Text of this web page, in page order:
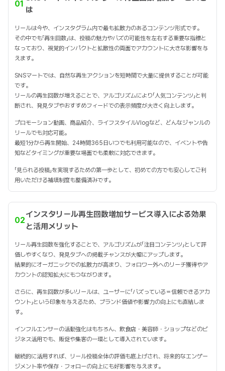
01
は
リールは今や、インスタグラム内で最も拡散力のあるコンテンツ形式です。
その中でも「再生回数」は、投稿の魅力やバズの可能性を左右する重要な指標と
なっており、視覚的インパクトと拡散性の両面でアカウントに大きな影響を与
えます。
SNSマートでは、自然な再生アクションを短時間で大量に提供することが可能
です。
リールの再生回数が増えることで、アルゴリズムにより「人気コンテンツ」と判
断され、発見タブやおすすめフィードでの表示頻度が大きく向上します。
プロモーション動画、商品紹介、ライフスタイルVlogなど、どんなジャンルの
リールでも対応可能。
最短1分から再生開始、24時間365日いつでも利用可能なので、イベントや告
知などタイミングが重要な場面でも柔軟に対応できます。
「見られる投稿」を実現するための第一歩として、初めての方でも安心してご利
用いただける補填制度も整備済みです。
02
インスタリール再生回数増加サービス導入による効果
と活用メリット
リール再生回数を強化することで、アルゴリズムが「注目コンテンツ」として評
価しやすくなり、発見タブへの掲載チャンスが大幅にアップします。
結果的にオーガニックでの拡散力が高まり、フォロワー外へのリーチ獲得やア
カウントの認知拡大にもつながります。
さらに、再生回数が多いリールは、ユーザーに「バズっている＝信頼できるアカ
ウント」という印象を与えるため、ブランド価値や影響力の向上にも直結しま
す。
インフルエンサーの活動強化はもちろん、飲食店・美容師・ショップなどのビ
ジネス活用でも、販促や集客の一環として導入されています。
継続的に活用すれば、リール投稿全体の評価も底上げされ、将来的なエンゲー
ジメント率や保存・フォローの向上にも好影響を与えます。